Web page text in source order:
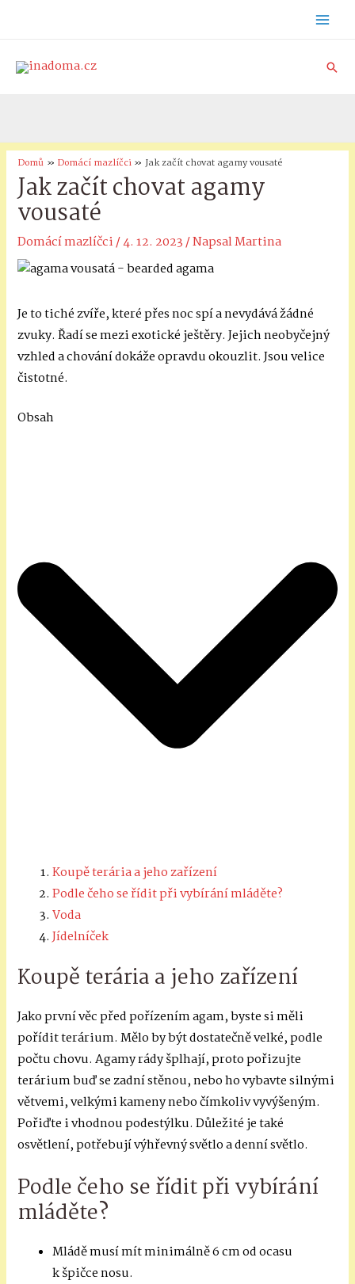
Domů Domácí mazlíčci Jak začít chovat agamy vousaté
Jak začít chovat agamy
vousaté
Domácí mazlíčci/4. 12. 2023/ NapsalMartina
Je to tiché zvíře, které přes noc spí a nevydává žádné
zvuky. Řadí se mezi exotické ještěry. Jejich neobyčejný
vzhled a chování dokáže opravdu okouzlit. Jsou velice
čistotné.
Obsah
Koupě terária a jeho zařízení
Podle čeho se řídit při vybírání mláděte?
Voda
Jídelníček
Koupě terária a jeho zařízení
Jako první věc před pořízením agam, byste si měli
pořídit terárium. Mělo by být dostatečně velké, podle
počtu chovu. Agamy rády šplhají, proto pořizujte
terárium buď se zadní stěnou, nebo ho vybavte silnými
větvemi, velkými kameny nebo čímkoliv vyvýšeným.
Pořiďte i vhodnou podestýlku. Důležité je také
osvětlení, potřebují výhřevný světlo a denní světlo.
Podle čeho se řídit při vybírání
mláděte?
Mládě musí mít minimálně 6 cm od ocasu
k špičce nosu.